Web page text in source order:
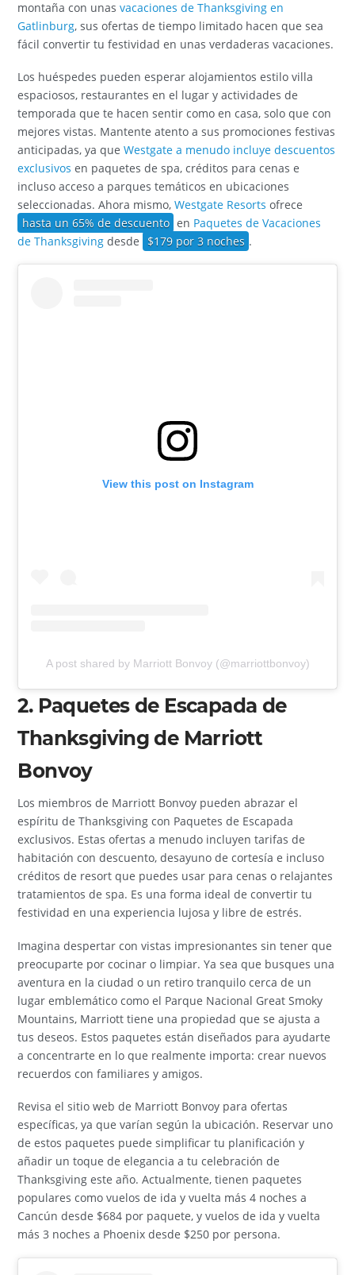
montaña con unasvacaciones de Thanksgiving en
Gatlinburg, sus ofertas de tiempo limitado hacen que sea
fácil convertir tu festividad en unas verdaderas vacaciones.
Los huéspedes pueden esperar alojamientos estilo villa
espaciosos, restaurantes en el lugar y actividades de
temporada que te hacen sentir como en casa, solo que con
mejores vistas. Mantente atento a sus promociones festivas
anticipadas, ya queWestgate a menudo incluye descuentos
exclusivos en paquetes de spa, créditos para cenas e
incluso acceso a parques temáticos en ubicaciones
seleccionadas. Ahora mismo,Westgate Resorts ofrece
hasta un 65% de descuento en Paquetes de Vacaciones
de Thanksgiving desde $179 por 3 noches .
View this post on Instagram
A post shared by Marriott Bonvoy (@marriottbonvoy)
2. Paquetes de Escapada de
Thanksgiving de Marriott
Bonvoy
Los miembros de Marriott Bonvoy pueden abrazar el
espíritu de Thanksgiving con Paquetes de Escapada
exclusivos. Estas ofertas a menudo incluyen tarifas de
habitación con descuento, desayuno de cortesía e incluso
créditos de resort que puedes usar para cenas o relajantes
tratamientos de spa. Es una forma ideal de convertir tu
festividad en una experiencia lujosa y libre de estrés.
Imagina despertar con vistas impresionantes sin tener que
preocuparte por cocinar o limpiar. Ya sea que busques una
aventura en la ciudad o un retiro tranquilo cerca de un
lugar emblemático como el Parque Nacional Great Smoky
Mountains, Marriott tiene una propiedad que se ajusta a
tus deseos. Estos paquetes están diseñados para ayudarte
a concentrarte en lo que realmente importa: crear nuevos
recuerdos con familiares y amigos.
Revisa el sitio web de Marriott Bonvoy para ofertas
específicas, ya que varían según la ubicación. Reservar uno
de estos paquetes puede simplificar tu planificación y
añadir un toque de elegancia a tu celebración de
Thanksgiving este año. Actualmente, tienen paquetes
populares como vuelos de ida y vuelta más 4 noches a
Cancún desde $684 por paquete, y vuelos de ida y vuelta
más 3 noches a Phoenix desde $250 por persona.